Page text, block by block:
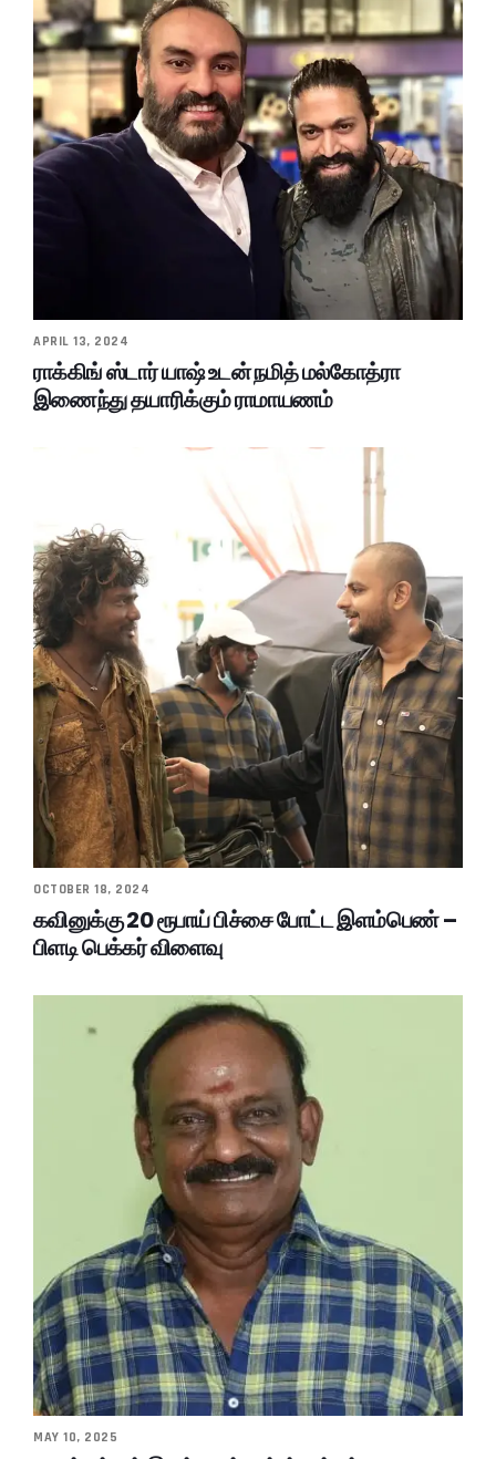
APRIL 13, 2024
ராக்கிங் ஸ்டார் யாஷ் உடன் நமித் மல்கோத்ரா
இணைந்து தயாரிக்கும் ராமாயணம்
OCTOBER 18, 2024
கவினுக்கு 20 ரூபாய் பிச்சை போட்ட இளம்பெண் –
பிளடி பெக்கர் விளைவு
MAY 10, 2025